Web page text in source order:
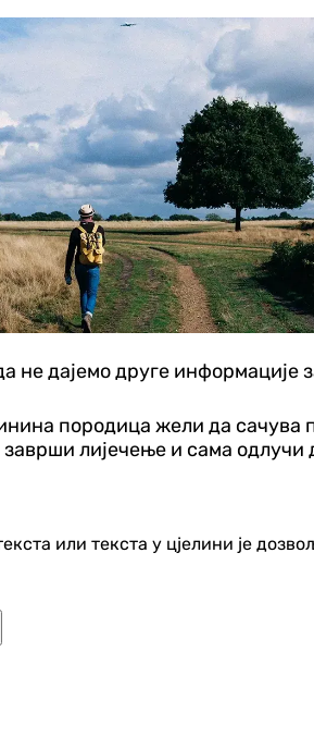
не дајемо друге информације
породица жели да сачува
лијечење и сама одлучи
или текста у цјелини је